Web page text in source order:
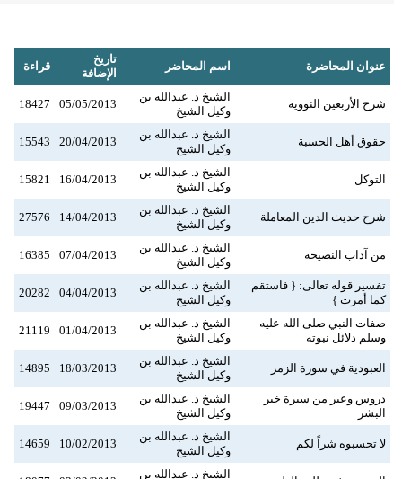
عنوان المحاضرة اسم المحاضر
تاريخ
الإضافة
قراءة
شرح الأربعين النووية
الشيخ د. عبدالله بن
وكيل الشيخ
05/05/2013
18427
حقوق أهل الحسبة
الشيخ د. عبدالله بن
وكيل الشيخ
20/04/2013
15543
التوكل
الشيخ د. عبدالله بن
وكيل الشيخ
16/04/2013
15821
شرح حديث الدين المعاملة
الشيخ د. عبدالله بن
وكيل الشيخ
14/04/2013
27576
من آداب النصيحة
الشيخ د. عبدالله بن
وكيل الشيخ
07/04/2013
16385
تفسير قوله تعالى: { فاستقم
كما أمرت }
الشيخ د. عبدالله بن
وكيل الشيخ
04/04/2013
20282
صفات النبي صلى الله عليه
وسلم دلائل نبوته
الشيخ د. عبدالله بن
وكيل الشيخ
01/04/2013
21119
العبودية في سورة الزمر
الشيخ د. عبدالله بن
وكيل الشيخ
18/03/2013
14895
دروس وعبر من سيرة خير
البشر
الشيخ د. عبدالله بن
وكيل الشيخ
09/03/2013
19447
لا تحسبوه شراً لكم
الشيخ د. عبدالله بن
وكيل الشيخ
10/02/2013
14659
الشيخ د. عبدالله بن